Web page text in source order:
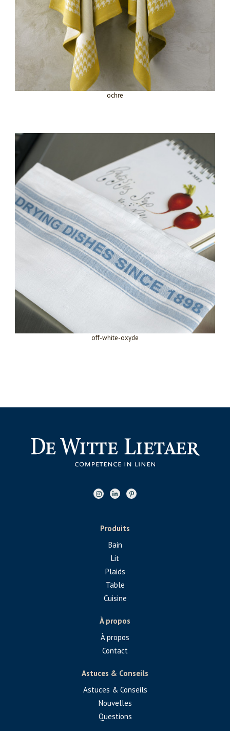
ochre
off-white-oxyde
Produits
Bain
Lit
Plaids
Table
Cuisine
À propos
À propos
Contact
Astuces & Conseils
Astuces & Conseils
Nouvelles
Questions